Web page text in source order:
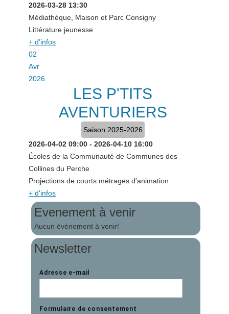
2026-03-28 13:30
Médiathèque, Maison et Parc Consigny
Littérature jeunesse
+ d'infos
02
Avr
2026
LES P'TITS
AVENTURIERS
Saison 2025-2026
2026-04-02 09:00 - 2026-04-10 16:00
Écoles de la Communauté de Communes des
Collines du Perche
Projections de courts métrages d'animation
+ d'infos
Evenement à venir
Aucun évènement à venir!
Newsletter